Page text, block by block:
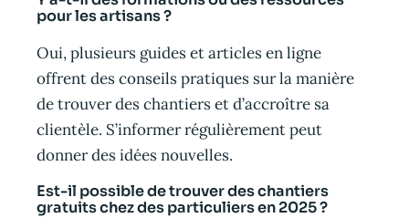
pour les artisans ?
Oui, plusieurs guides et articles en ligne
offrent des conseils pratiques sur la manière
de trouver des chantiers et d’accroître sa
clientèle. S’informer régulièrement peut
donner des idées nouvelles.
Est-il possible de trouver des chantiers
gratuits chez des particuliers en 2025 ?